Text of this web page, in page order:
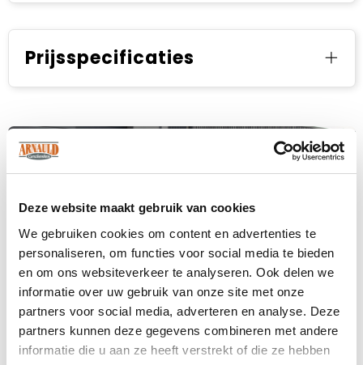
Deze website maakt gebruik van cookies
We gebruiken cookies om content en advertenties te
personaliseren, om functies voor social media te bieden
en om ons websiteverkeer te analyseren. Ook delen we
informatie over uw gebruik van onze site met onze
partners voor social media, adverteren en analyse. Deze
partners kunnen deze gegevens combineren met andere
informatie die u aan ze heeft verstrekt of die ze hebben
Prijsspecificaties